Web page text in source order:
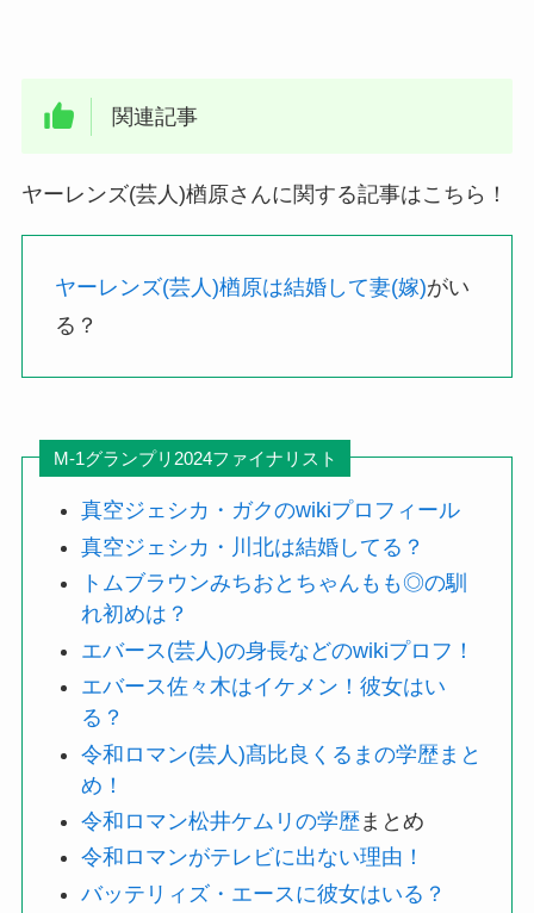
関連記事
ヤーレンズ(芸人)楢原さんに関する記事はこちら！
ヤーレンズ(芸人)楢原は結婚して妻(嫁)がい
る？
M-1グランプリ2024ファイナリスト
真空ジェシカ・ガクのwikiプロフィール
真空ジェシカ・川北は結婚してる？
トムブラウンみちおとちゃんもも◎の馴
れ初めは？
エバース(芸人)の身長などのwikiプロフ！
エバース佐々木はイケメン！彼女はい
る？
令和ロマン(芸人)髙比良くるまの学歴まと
め！
令和ロマン松井ケムリの学歴まとめ
令和ロマンがテレビに出ない理由！
バッテリィズ・エースに彼女はいる？